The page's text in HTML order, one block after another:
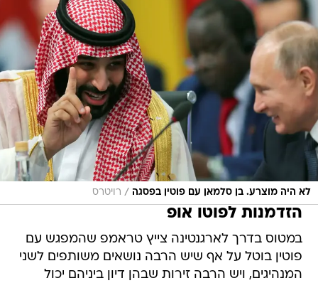
לא היה מוצרע. בן סלמאן עם פוטין בפסגה / רויטרס
הזדמנות לפוטו אופ
במטוס בדרך לארגנטינה צייץ טראמפ שהמפגש עם
פוטין בוטל על אף שיש הרבה נושאים משותפים לשני
המנהיגים, ויש הרבה זירות שבהן דיון ביניהם יכול